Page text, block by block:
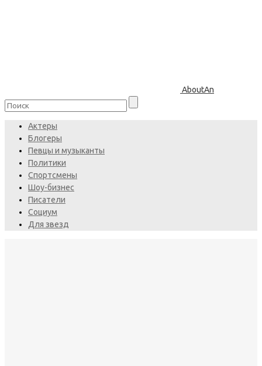
AboutAn
Актеры
Блогеры
Певцы и музыканты
Политики
Спортсмены
Шоу-бизнес
Писатели
Социум
Для звезд